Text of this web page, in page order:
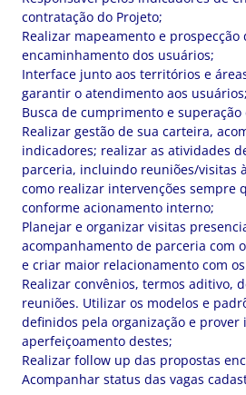
contratação do Projeto;
Realizar mapeamento e prospecção
encaminhamento dos usuários;
Interface junto aos territórios e
garantir o atendimento aos usuários;
Busca de cumprimento e superação
Realizar gestão de sua carteira,
indicadores; realizar as atividades
parceria, incluindo reuniões/visitas
como realizar intervenções sempre
conforme acionamento interno;
Planejar e organizar visitas
acompanhamento de parceria com
e criar maior relacionamento com
Realizar convênios, termos aditivo,
reuniões. Utilizar os modelos e
definidos pela organização e prover
aperfeiçoamento destes;
Realizar follow up das propostas
Acompanhar status das vagas